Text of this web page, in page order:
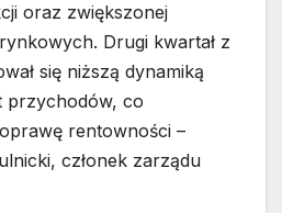
oraz zwiększonej
Drugi kwartał z
się niższą dynamiką
przychodów, co
rentowności –
członek zarządu